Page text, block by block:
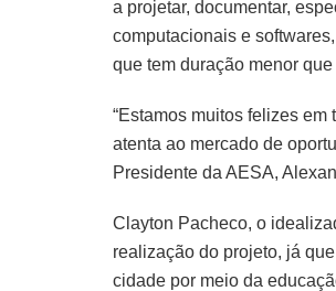
a projetar, documentar,
computacionais e
que tem duração menor
“Estamos muitos felizes
atenta ao mercado de
Presidente da AESA,
Clayton Pacheco, o
realização do projeto, já
cidade por meio da